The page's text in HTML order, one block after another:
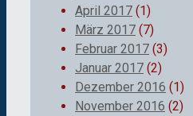
April 2017 (1)
März 2017 (7)
Februar 2017 (3)
Januar 2017 (2)
Dezember 2016 (1)
November 2016 (2)